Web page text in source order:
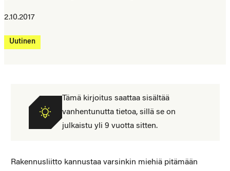
2.10.2017
Uutinen
Tämä kirjoitus saattaa sisältää
vanhentunutta tietoa, sillä se on
julkaistu yli 9 vuotta sitten.
Rakennusliitto kannustaa varsinkin miehiä pitämään